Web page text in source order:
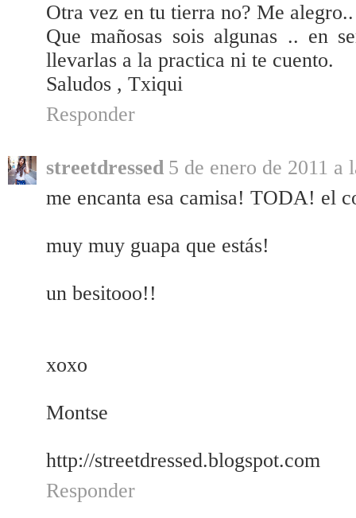
Otra vez en tu tierra no? Me alegro..
Que mañosas sois algunas .. en
llevarlas a la practica ni te cuento.
Saludos , Txiqui
Responder
streetdressed 5 de enero de 2011 a
me encanta esa camisa! TODA! el
muy muy guapa que estás!
un besitooo!!
xoxo
Montse
http://streetdressed.blogspot.com
Responder